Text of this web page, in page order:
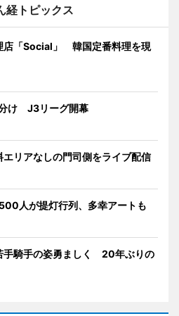
経トピックス
店「Social」 韓国定番料理を現
け J3リーグ開幕
リアなしの門司側をライブ配信
人が提灯行列、多幸アートも
手騎手の姿勇ましく 20年ぶりの